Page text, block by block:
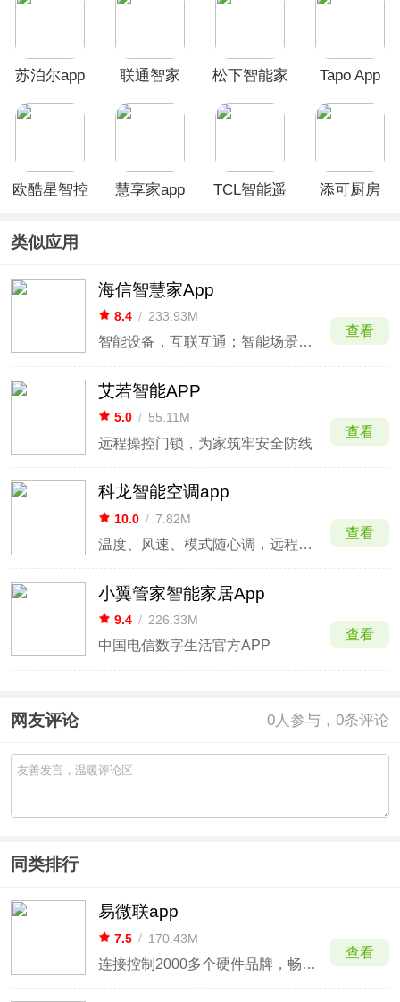
苏泊尔app 联通智家
松下智能家
Tapo App
欧酷星智控
慧享家app
TCL智能遥
添可厨房
类似应用
海信智慧家App
8.4 / 233.93M
智能设备，互联互通；智能场景，联动操控
查看
艾若智能APP
5.0 / 55.11M
远程操控门锁，为家筑牢安全防线
查看
科龙智能空调app
10.0 / 7.82M
温度、风速、模式随心调，远程操控超便捷
查看
小翼管家智能家居App
9.4 / 226.33M
中国电信数字生活官方APP
查看
网友评论 0 人参与，0条评论
同类排行
易微联app
7.5 / 170.43M
连接控制2000多个硬件品牌，畅享便利的智能生活
查看